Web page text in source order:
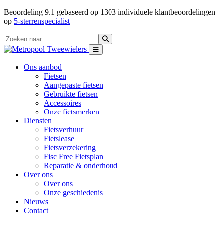
Beoordeling 9.1 gebaseerd op 1303 individuele klantbeoordelingen
op 5-sterrenspecialist
Ons aanbod
Fietsen
Aangepaste fietsen
Gebruikte fietsen
Accessoires
Onze fietsmerken
Diensten
Fietsverhuur
Fietslease
Fietsverzekering
Fisc Free Fietsplan
Reparatie & onderhoud
Over ons
Over ons
Onze geschiedenis
Nieuws
Contact